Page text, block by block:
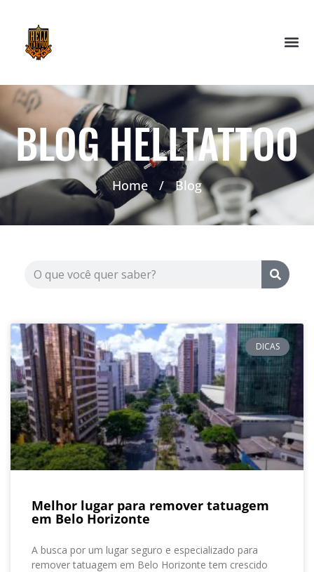
BLOG HELLTATTOO
Home / Blog
DICAS
Melhor lugar para remover tatuagem
em Belo Horizonte
A busca por um lugar seguro e especializado para
remover tatuagem em Belo Horizonte tem crescido